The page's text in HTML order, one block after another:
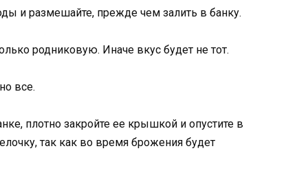
и размешайте, прежде чем залить в банку.
родниковую. Иначе вкус будет не тот.
все.
плотно закройте ее крышкой и опустите в
так как во время брожения будет